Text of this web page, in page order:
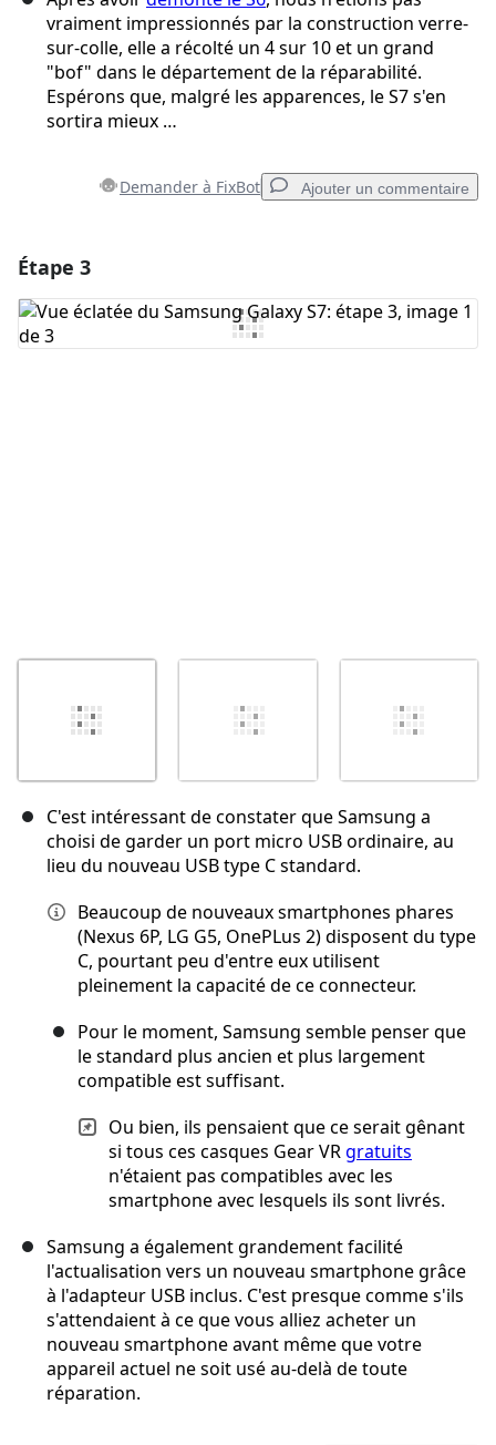
vraiment impressionnés par la construction verre-
sur-colle, elle a récolté un 4 sur 10 et un grand
"bof" dans le département de la réparabilité.
Espérons que, malgré les apparences, le S7 s'en
sortira mieux …
Demander à FixBot Ajouter un commentaire
Ajouter un commentaire
Étape 3
C'est intéressant de constater que Samsung a
choisi de garder un port micro USB ordinaire, au
lieu du nouveau USB type C standard.
Beaucoup de nouveaux smartphones phares
(Nexus 6P, LG G5, OnePLus 2) disposent du type
C, pourtant peu d'entre eux utilisent
pleinement la capacité de ce connecteur.
Pour le moment, Samsung semble penser que
le standard plus ancien et plus largement
compatible est suffisant.
Ou bien, ils pensaient que ce serait gênant
si tous ces casques Gear VRgratuits
n'étaient pas compatibles avec les
smartphone avec lesquels ils sont livrés.
Samsung a également grandement facilité
l'actualisation vers un nouveau smartphone grâce
à l'adapteur USB inclus. C'est presque comme s'ils
s'attendaient à ce que vous alliez acheter un
nouveau smartphone avant même que votre
appareil actuel ne soit usé au-delà de toute
réparation.